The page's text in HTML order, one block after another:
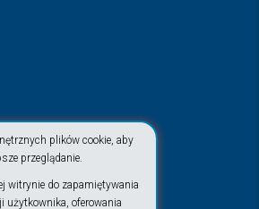
plików cookie, aby
przeglądanie.
witrynie do zapamiętywania
użytkownika, oferowania